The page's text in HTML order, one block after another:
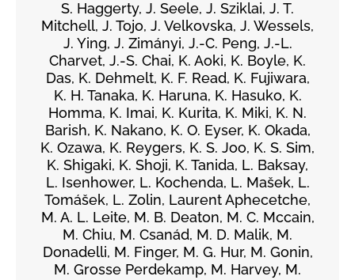
S. Haggerty, J. Seele, J. Sziklai, J. T.
Mitchell, J. Tojo, J. Velkovska, J. Wessels,
J. Ying, J. Zimányi, J.-C. Peng, J.-L.
Charvet, J.-S. Chai, K. Aoki, K. Boyle, K.
Das, K. Dehmelt, K. F. Read, K. Fujiwara,
K. H. Tanaka, K. Haruna, K. Hasuko, K.
Homma, K. Imai, K. Kurita, K. Miki, K. N.
Barish, K. Nakano, K. O. Eyser, K. Okada,
K. Ozawa, K. Reygers, K. S. Joo, K. S. Sim,
K. Shigaki, K. Shoji, K. Tanida, L. Baksay,
L. Isenhower, L. Kochenda, L. Mašek, L.
Tomášek, L. Zolin, Laurent Aphecetche,
M. A. L. Leite, M. B. Deaton, M. C. Mccain,
M. Chiu, M. Csanád, M. D. Malik, M.
Donadelli, M. Finger, M. G. Hur, M. Gonin,
M. Grosse Perdekamp, M. Harvey, M.